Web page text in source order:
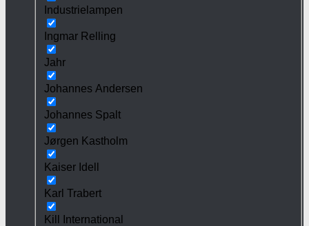
Industrielampen
Ingmar Relling
Jahr
Johannes Andersen
Johannes Spalt
Jørgen Kastholm
Kaiser Idell
Karl Trabert
Kill International